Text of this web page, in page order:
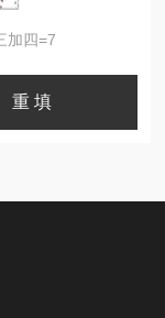
加四=7